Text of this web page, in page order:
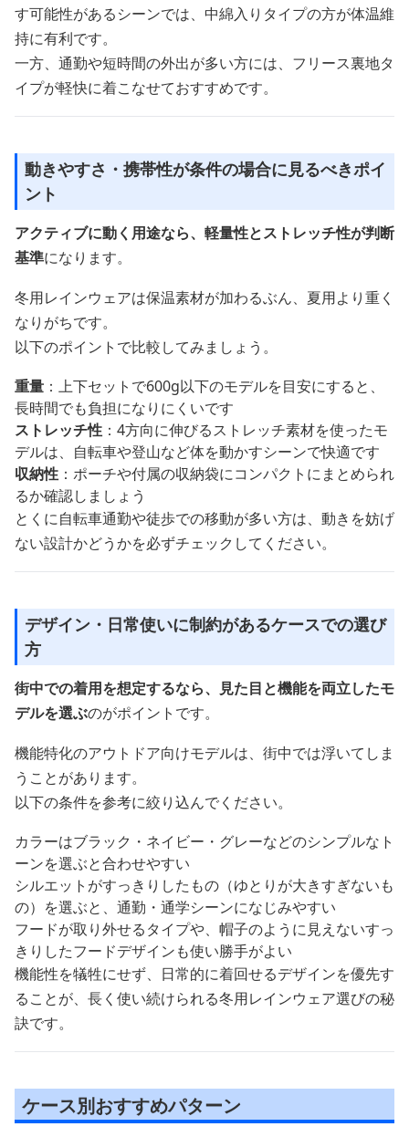
す可能性があるシーンでは、中綿入りタイプの方が体温維
持に有利です。
一方、通勤や短時間の外出が多い方には、フリース裏地タ
イプが軽快に着こなせておすすめです。
動きやすさ・携帯性が条件の場合に見るべきポイ
ント
アクティブに動く用途なら、軽量性とストレッチ性が判断
基準になります。
冬用レインウェアは保温素材が加わるぶん、夏用より重く
なりがちです。
以下のポイントで比較してみましょう。
重量 ：上下セットで600g以下のモデルを目安にすると、
長時間でも負担になりにくいです
ストレッチ性 ：4方向に伸びるストレッチ素材を使ったモ
デルは、自転車や登山など体を動かすシーンで快適です
収納性 ：ポーチや付属の収納袋にコンパクトにまとめられ
るか確認しましょう
とくに自転車通勤や徒歩での移動が多い方は、動きを妨げ
ない設計かどうかを必ずチェックしてください。
デザイン・日常使いに制約があるケースでの選び
方
街中での着用を想定するなら、見た目と機能を両立したモ
デルを選ぶのがポイントです。
機能特化のアウトドア向けモデルは、街中では浮いてしま
うことがあります。
以下の条件を参考に絞り込んでください。
カラーはブラック・ネイビー・グレーなどのシンプルなト
ーンを選ぶと合わせやすい
シルエットがすっきりしたもの（ゆとりが大きすぎないも
の）を選ぶと、通勤・通学シーンになじみやすい
フードが取り外せるタイプや、帽子のように見えないすっ
きりしたフードデザインも使い勝手がよい
機能性を犠牲にせず、日常的に着回せるデザインを優先す
ることが、長く使い続けられる冬用レインウェア選びの秘
訣です。
ケース別おすすめパターン